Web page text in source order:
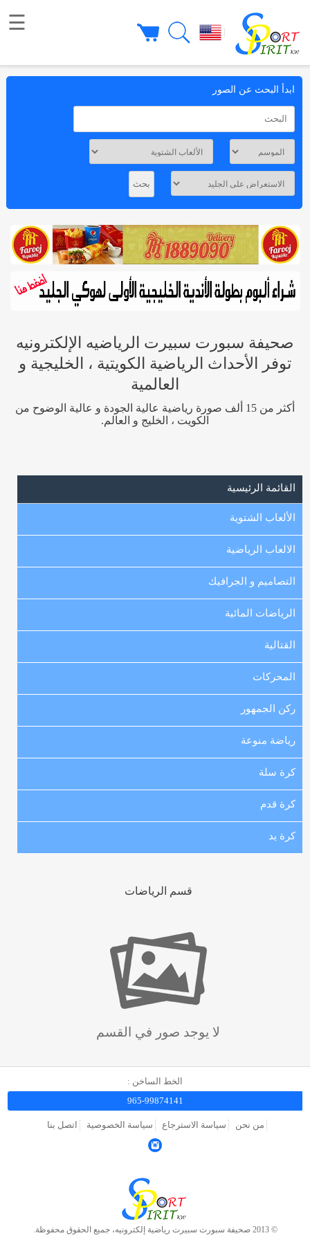
|
☰
ابدأ البحث عن الصور
صحيفة سبورت سبيرت الرياضيه الإلكترونيه
توفر الأحداث الرياضية الكويتية ، الخليجية و
العالمية
أكثر من 15 ألف صورة رياضية عالية الجودة و عالية الوضوح من
الكويت ، الخليج و العالم.
القائمة الرئيسية
الألعاب الشتوية
الالعاب الرياضية
التصاميم و الجرافيك
الرياضات المائية
القتالية
المحركات
ركن الجمهور
رياضة منوعة
كرة سلة
كرة قدم
كرة يد
قسم الرياضات
لا يوجد صور في القسم
الخط الساخن :
965-99874141
من نحن سياسة الاسترجاع سياسة الخصوصية اتصل بنا
© 2013 صحيفة سبورت سبيرت رياضية إلكترونيه، جميع الحقوق محفوظة.